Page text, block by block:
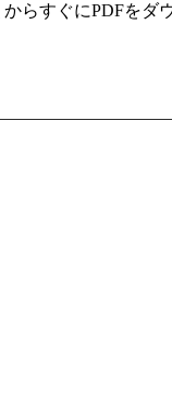
からすぐにPDFをダ